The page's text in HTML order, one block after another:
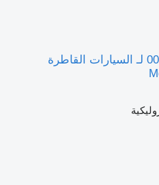
أسطوانة هيدروليكية 0035530205 لـ السيارات القاطرة